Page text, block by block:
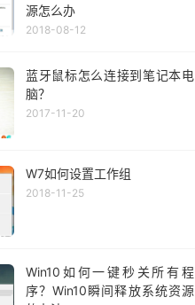
源怎么办
2018-08-12
蓝牙鼠标怎么连接到笔记本电
脑？
2017-11-20
W7如何设置工作组
2018-11-25
Win10如何一键秒关所有程
序？Win10瞬间释放系统资源